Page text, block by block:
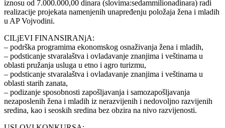
iznosu od 7.000.000,00 dinara (slovima:sedammilionadinara) radi
realizacije projekata namenjenih unapređenju položaja žena i mladih
u AP Vojvodini.
CILjEVI FINANSIRANjA:
– podrška programima ekonomskog osnaživanja žena i mladih,
– podsticanje stvaralaštva i ovladavanje znanjima i veštinama u
oblasti pružanja usluga u etno i agro turizmu,
– podsticanje stvaralaštva i ovladavanje znanjima i veštinama u
oblasti starih zanata,
– podizanje sposobnosti zapošljavanja i samozapošljavanja
nezaposlenih žena i mladih iz nerazvijenih i nedovoljno razvijenih
sredina, kao i seoskih sredina bez obzira na nivo razvijenosti.